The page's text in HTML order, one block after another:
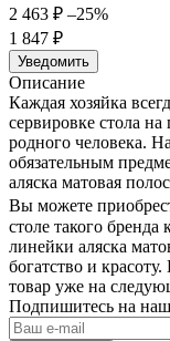
2 463 ₽ –25%
1 847 ₽
Уведомить
Описание
Каждая хозяйка
сервировке стола
родного человека.
обязательным
аляска матовая
Вы можете
столе такого бренда
линейки аляска
богатство и
товар уже на
Подпишитесь на